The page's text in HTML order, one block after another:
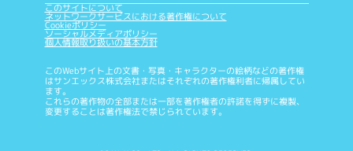
このサイトについて
ネットワークサービスにおける著作権について
Cookieポリシー
ソーシャルメディアポリシー
個人情報取り扱いの基本方針
このWebサイト上の文書・写真・キャラクターの絵柄などの著作権
はサンエックス株式会社またはそれぞれの著作権利者に帰属してい
ます。
これらの著作物の全部または一部を著作権者の許諾を得ずに複製、
変更することは著作権法で禁じられています。